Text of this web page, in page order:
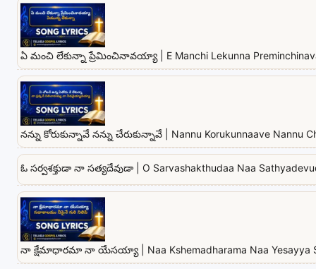
ఏ మంచి లేకున్నా ప్రేమించినావయ్యా | E Manchi Lekunna
నన్ను కోరుకున్నావే నన్ను చేరుకున్నావే | Nannu Korukunnaave Nannu
ఓ సర్వశక్తుడా నా సత్యదేవుడా | O Sarvashakthudaa Naa
నా క్షేమాధారమా నా యేసయ్యా | Naa Kshemadharama Naa Yesayya